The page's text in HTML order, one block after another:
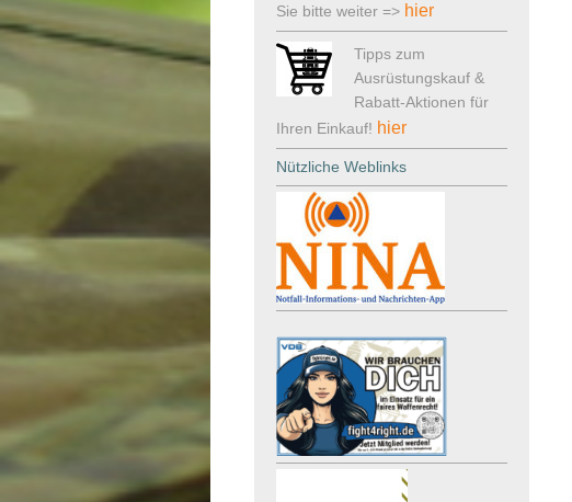
Sie bitte weiter => hier
Tipps zum
Ausrüstungskauf &
Rabatt-Aktionen für
Ihren Einkauf! hier
Nützliche Weblinks